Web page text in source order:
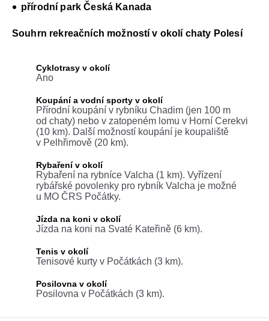
přírodní park Česká Kanada
Souhrn rekreačních možností v okolí chaty Polesí
Cyklotrasy v okolí
Ano
Koupání a vodní sporty v okolí
Přírodní koupání v rybníku Chadim (jen 100 m
od chaty) nebo v zatopeném lomu v Horní Cerekvi
(10 km). Další možností koupání je koupaliště
v Pelhřimově (20 km).
Rybaření v okolí
Rybaření na rybníce Valcha (1 km). Vyřízení
rybářské povolenky pro rybník Valcha je možné
u MO ČRS Počátky.
Jízda na koni v okolí
Jízda na koni na Svaté Kateřině (6 km).
Tenis v okolí
Tenisové kurty v Počátkách (3 km).
Posilovna v okolí
Posilovna v Počátkách (3 km).